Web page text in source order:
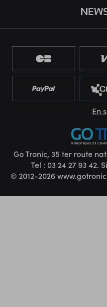
En
Go Tronic, 35 ter route
Tel : 03 24 27 93 42.
© 2012-2026